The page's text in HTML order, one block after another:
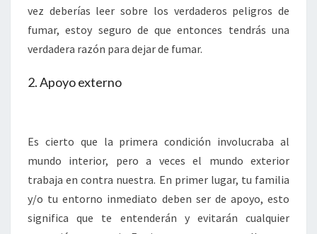
vez deberías leer sobre los verdaderos peligros de
fumar, estoy seguro de que entonces tendrás una
verdadera razón para dejar de fumar.
2. Apoyo externo
Es cierto que la primera condición involucraba al
mundo interior, pero a veces el mundo exterior
trabaja en contra nuestra. En primer lugar, tu familia
y/o tu entorno inmediato deben ser de apoyo, esto
significa que te entenderán y evitarán cualquier